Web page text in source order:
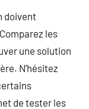
doivent
les
une solution
N’hésitez
de tester les